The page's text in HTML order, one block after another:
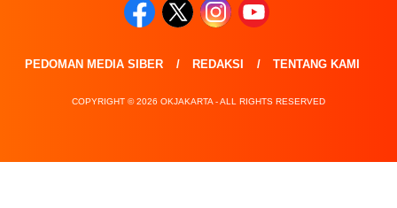
PEDOMAN MEDIA SIBER REDAKSI TENTANG KAMI
COPYRIGHT © 2026 OKJAKARTA - ALL RIGHTS RESERVED